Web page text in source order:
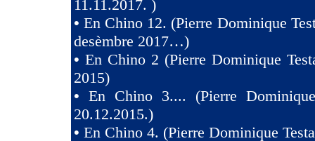
11.11.2017. )
•En Chino 12. (Pierre Dominique
desèmbre 2017…)
• En Chino 2 (Pierre Dominique
2015)
• En Chino 3.... (Pierre
20.12.2015.)
• En Chino 4. (Pierre Dominique